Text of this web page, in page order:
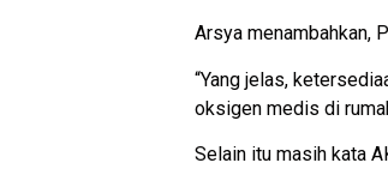
Arsya menambahkan,
“Yang jelas,
oksigen medis di
Selain itu masih kata